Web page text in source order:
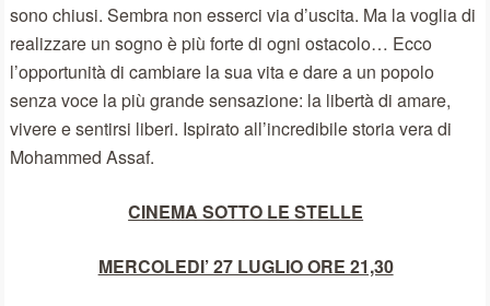
sono chiusi. Sembra non esserci via d’uscita. Ma la voglia di
realizzare un sogno è più forte di ogni ostacolo… Ecco
l’opportunità di cambiare la sua vita e dare a un popolo
senza voce la più grande sensazione: la libertà di amare,
vivere e sentirsi liberi. Ispirato all’incredibile storia vera di
Mohammed Assaf.
CINEMA SOTTO LE STELLE
MERCOLEDI’ 27 LUGLIO ORE 21,30